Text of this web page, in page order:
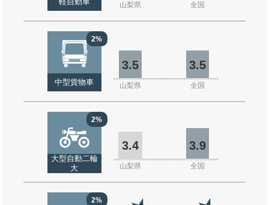
軽自動車 山梨県 全国
2%
中型貨物車
3.5 3.5
山梨県 全国
2%
大型自動二輪
大
3.4 3.9
山梨県 全国
2%